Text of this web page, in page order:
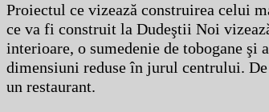
Proiectul ce vizează construirea celui
ce va fi construit la Dudeştii Noi
interioare, o sumedenie de tobogane
dimensiuni reduse în jurul centrului.
un restaurant.